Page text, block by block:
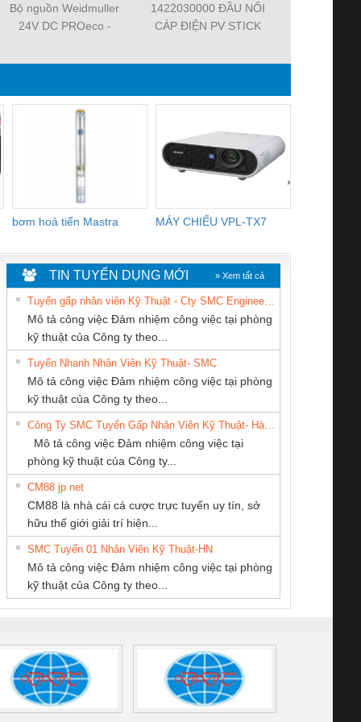
Bộ nguồn Weidmuller
24V DC PROeco -
1422030000 ĐẦU NỐI
CÁP ĐIỆN PV STICK
bơm hoả tiển Mastra MÁY CHIẾU VPL-TX7
›
An Toàn
Contact
– PSR-
SCP-
FSP/2X1/1X2
sát chuỗi
tấm pin
16I+
(2502520000)
Bộ giám sát chuỗi
tấm pin
TRANSCLINIC 16I+
1K5 L (2433950000)
Bộ giám sát dòng
TRANSCLINIC 16I+
(2008130000)
Bộ chỉnh lưu nguồn
điện TRANSCLINIC
BKE 1K5.4
(7791400879)2. Giá
Nẹp nhôm chống
trơn Đà Nẵng
TY TNHH
MẠI
VỤ KỸ
ĐIỆN CƠ
HƯNG PHÁT
Công ty TNHH
Thương Mại SX
Ba Miền
CÔNG TY TNHH
DỊCH VỤ XNK
PHƯƠNG NAM
TY TNHH
MARINE
KỸ THUẬT KTECH
VIỆT NAM
THƯƠNG MẠI
TIN TUYỂN DỤNG MỚI » Xem tất cả
Mô tả công việc Đảm nhiệm công việc tại phòng
kỹ thuật của Công ty theo...
Tuyển Nhanh Nhân Viên Kỹ Thuật- SMC
Mô tả công việc Đảm nhiệm công việc tại phòng
kỹ thuật của Công ty theo...
Mô tả công việc Đảm nhiệm công việc tại
phòng kỹ thuật của Công ty...
CM88 jp net
CM88 là nhà cái cá cược trực tuyến uy tín, sở
hữu thế giới giải trí hiện...
SMC Tuyển 01 Nhân Viên Kỹ Thuật-HN
Mô tả công việc Đảm nhiệm công việc tại phòng
kỹ thuật của Công ty theo...